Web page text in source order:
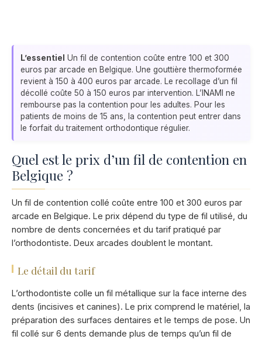
L’essentiel Un fil de contention coûte entre 100 et 300
euros par arcade en Belgique. Une gouttière thermoformée
revient à 150 à 400 euros par arcade. Le recollage d’un fil
décollé coûte 50 à 150 euros par intervention. L’INAMI ne
rembourse pas la contention pour les adultes. Pour les
patients de moins de 15 ans, la contention peut entrer dans
le forfait du traitement orthodontique régulier.
Quel est le prix d’un fil de contention en
Belgique ?
Un fil de contention collé coûte entre 100 et 300 euros par
arcade en Belgique. Le prix dépend du type de fil utilisé, du
nombre de dents concernées et du tarif pratiqué par
l’orthodontiste. Deux arcades doublent le montant.
Le détail du tarif
L’orthodontiste colle un fil métallique sur la face interne des
dents (incisives et canines). Le prix comprend le matériel, la
préparation des surfaces dentaires et le temps de pose. Un
fil collé sur 6 dents demande plus de temps qu’un fil de